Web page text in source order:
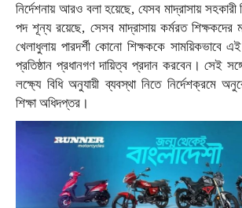
নির্দেশনায় আরও বলা হয়েছে, যেসব মাদ্রাসায় সহকারী
পদ শূন্য রয়েছে, সেসব মাদ্রাসায় কর্মরত
খেলাধুলায় পারদর্শী কোনো শিক্ষককে সাময়িকভাবে
প্রতিষ্ঠান প্রধানগণ দায়িত্ব প্রদান করবেন। সেই
লক্ষ্যে বিধি অনুযায়ী ব্যবস্থা নিতে নির্দেশক্রমে
শিক্ষা অধিদপ্তর।